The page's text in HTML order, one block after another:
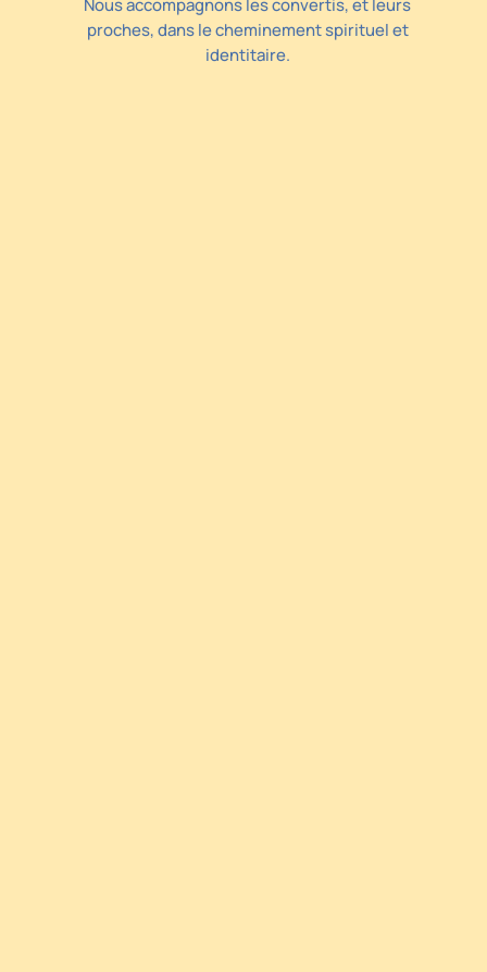
Nous accompagnons les convertis, et leurs
proches, dans le cheminement spirituel et
identitaire.